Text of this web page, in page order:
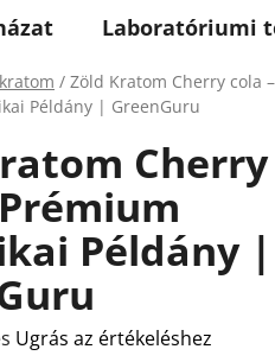
Laboratóriumi
/ Zöld Kratom Cherry cola –
Példány | GreenGuru
Cherry
Példány |
Ugrás az értékeléshez